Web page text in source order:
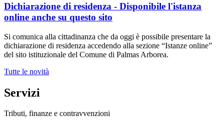
Dichiarazione di residenza - Disponibile l'istanza
online anche su questo sito
Si comunica alla cittadinanza che da oggi è possibile presentare la
dichiarazione di residenza accedendo alla sezione “Istanze online”
del sito istituzionale del Comune di Palmas Arborea.
Tutte le novità
Servizi
Tributi, finanze e contravvenzioni